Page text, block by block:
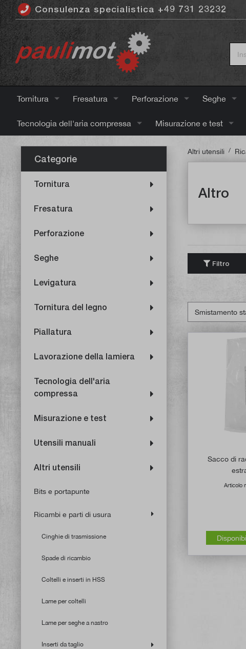
principale
Consulenza specialistica +49 731 23232
Tornitura Fresatura Perforazione Seghe
Tecnologia dell'aria compressa Misurazione e test
Categorie
Tornitura
Fresatura
Perforazione
Seghe
Levigatura
Tornitura del legno
Piallatura
Lavorazione della lamiera
Tecnologia dell'aria
compressa
Misurazione e test
Utensili manuali
Altri utensili
Bits e portapunte
Ricambi e parti di usura
Cinghie di trasmissione
Spade di ricambio
Coltelli e inserti in HSS
Lame per coltelli
Lame per seghe a nastro
Inserti da taglio
Altri utensili /
Altro
Filtro
Sacco di
Articolo